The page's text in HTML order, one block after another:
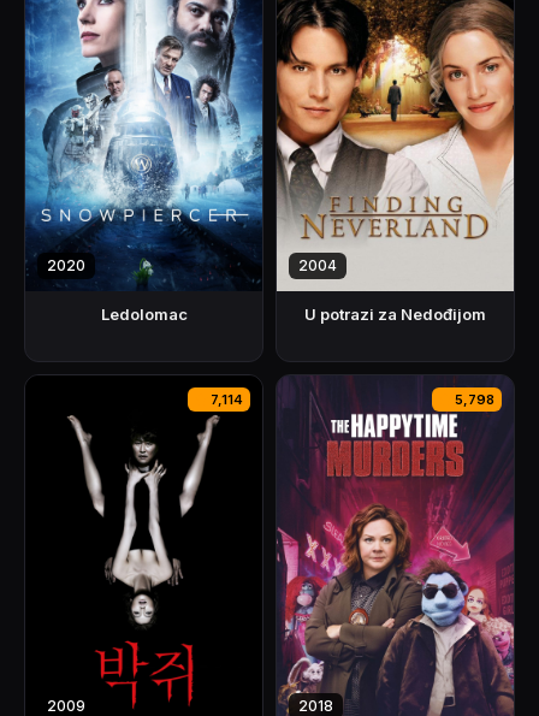
2020
Ledolomac
2004
U potrazi za Nedođijom
7,114
2009
5,798
2018